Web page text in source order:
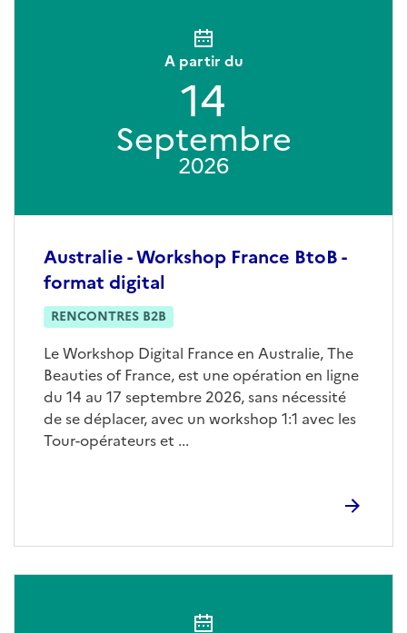
Australie - Workshop France BtoB -
format digital
RENCONTRES B2B
Le Workshop Digital France en Australie, The
Beauties of France, est une opération en ligne
du 14 au 17 septembre 2026, sans nécessité
de se déplacer, avec un workshop 1:1 avec les
Tour-opérateurs et ...
A partir du
14
Septembre
2026